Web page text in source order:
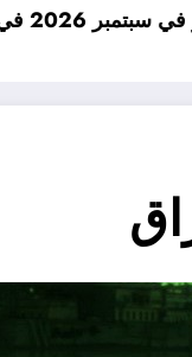
توقعات درجات الحرارة في